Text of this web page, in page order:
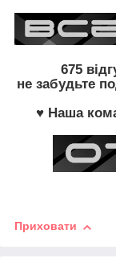
675
не забудьте
♥ Наша
Приховати